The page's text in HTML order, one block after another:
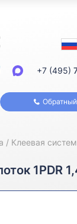
+7 (495)
Клеевая
1PDR